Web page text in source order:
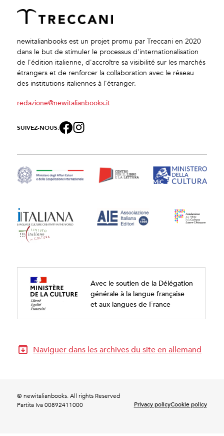
newitalianbooks est un projet promu par Treccani en 2020
dans le but de stimuler le processus d'internationalisation
de l'édition italienne, d'accroître sa visibilité sur les marchés
étrangers et de renforcer la collaboration avec le réseau
des institutions italiennes à l'étranger.
redazione@newitalianbooks.it
SUIVEZ-NOUS:
Avec le soutien de la Délégation
générale à la langue française
et aux langues de France
Naviguer dans les archives du site en allemand
© newitalianbooks. All rights Reserved
Partita Iva 00892411000
Privacy policyCookie policy